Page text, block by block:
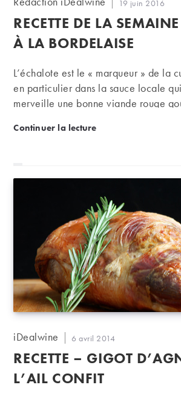
la
publication :
Publication
publiée :
19 juin 2016
RECETTE DE LA
À LA BORDELAISE
L’échalote est le « marqueur » de la
en particulier dans la sauce locale
merveille une bonne viande rouge
bien sûr, plutôt de la rive gauche.
Continuer la lectureRecette de la semaine –
Auteur/autrice
la
publication :
iDealwine
Publication
publiée :
6 avril 2014
RECETTE – GIGOT
L’AIL CONFIT